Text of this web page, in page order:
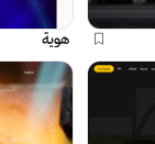
هوية